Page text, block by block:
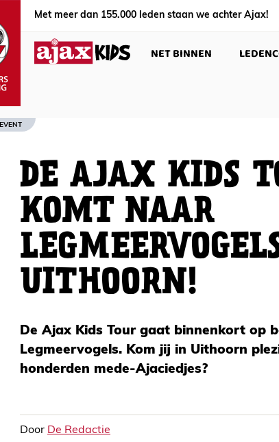
Met meer dan 155.000 leden staan we achter Ajax!
NET BINNEN
EVENT
DE AJAX KIDS
KOMT NAAR
UITHOORN!
De Ajax Kids Tour gaat binnenkort op
Legmeervogels. Kom jij in Uithoorn
honderden mede-Ajaciedjes?
Door De Redactie